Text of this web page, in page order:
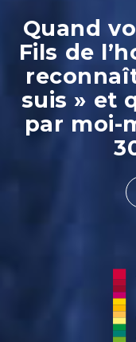
Quand
Fils de
suis » et
par moi-